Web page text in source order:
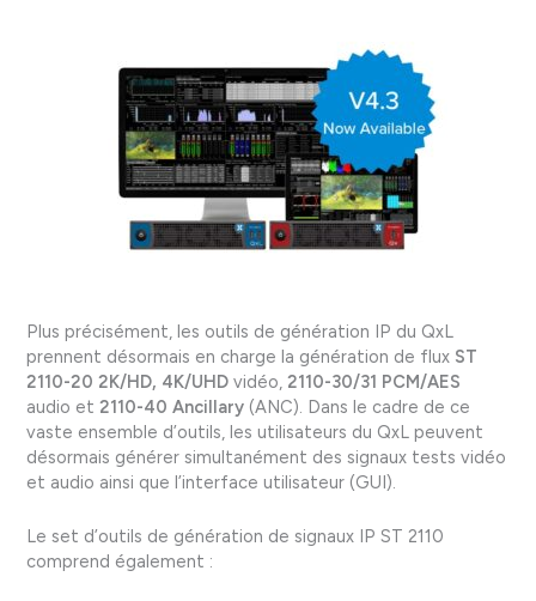
Plus précisément, les outils de génération IP du QxL
prennent désormais en charge la génération de flux ST
2110-20 2K/HD, 4K/UHD vidéo,2110-30/31 PCM/AES
audio et2110-40 Ancillary (ANC). Dans le cadre de ce
vaste ensemble d’outils, les utilisateurs du QxL peuvent
désormais générer simultanément des signaux tests vidéo
et audio ainsi que l’interface utilisateur (GUI).
Le set d’outils de génération de signaux IP ST 2110
comprend également :